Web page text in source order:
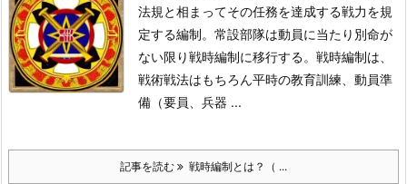
法規と相まってその任務を達成する戦力を規
定する編制。常設部隊は動員に当たり別命が
ない限り戦時編制に移行する。 戦時編制は、
戦術戦法はもちろん平時の教育訓練、動員準
備（要員、兵器 ...
記事を読む 戦時編制とは？（ ...